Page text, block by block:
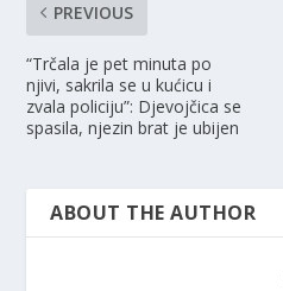
PREVIOUS
“Trčala je pet minuta po
njivi, sakrila se u kućicu i
zvala policiju”: Djevojčica se
spasila, njezin brat je ubijen
ABOUT THE AUTHOR